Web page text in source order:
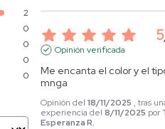
2
0
0
0
0
5
Opinión verificada
Me encanta el color y el
mnga
Opinión del18/11/2025 , tras
experiencia del8/11/2025 por
Esperanza R.